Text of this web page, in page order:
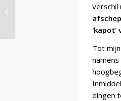
verschil
Tot
dingen